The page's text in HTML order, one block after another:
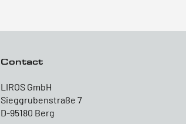
Contact
LIROS GmbH
Sieggrubenstraße 7
D-95180 Berg